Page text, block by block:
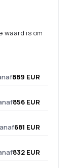
waard is om
889 EUR
856 EUR
681 EUR
832 EUR